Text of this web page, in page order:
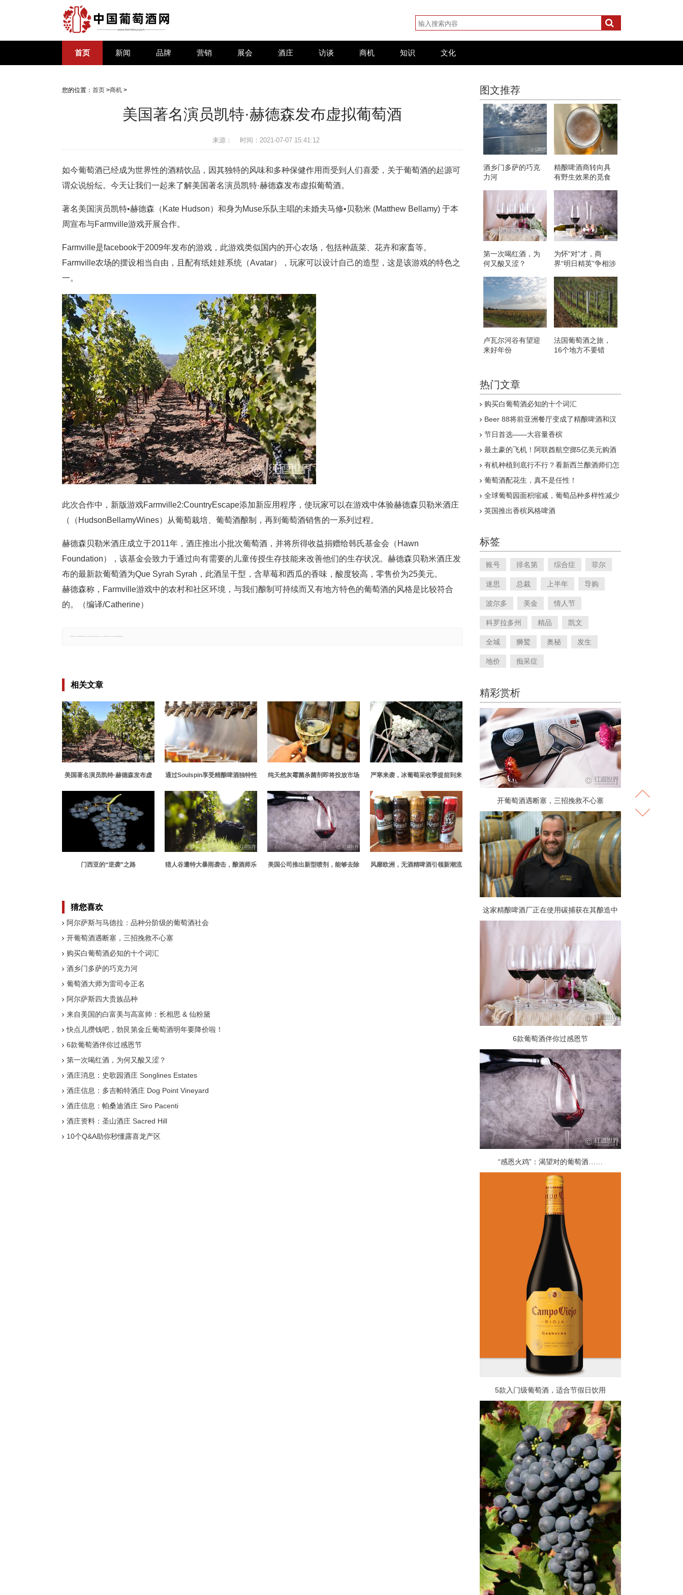
首页 新闻 品牌 营销 展会 酒庄 访谈 商机 知识 文化
您的位置： 首页 >商机 >
美国著名演员凯特·赫德森发布虚拟葡萄酒
来源： 时间：2021-07-07 15:41:12
如今葡萄酒已经成为世界性的酒精饮品，因其独特的风味和多种保健作用而受到人们喜爱，关于葡萄酒的起源可
谓众说纷纭。今天让我们一起来了解美国著名演员凯特·赫德森发布虚拟葡萄酒。
著名美国演员凯特•赫德森（Kate Hudson）和身为Muse乐队主唱的未婚夫马修•贝勒米 (Matthew Bellamy) 于本
周宣布与Farmville游戏开展合作。
Farmville是facebook于2009年发布的游戏，此游戏类似国内的开心农场，包括种蔬菜、花卉和家畜等。
Farmville农场的摆设相当自由，且配有纸娃娃系统（Avatar），玩家可以设计自己的造型，这是该游戏的特色之
一。
此次合作中，新版游戏Farmville2:CountryEscape添加新应用程序，使玩家可以在游戏中体验赫德森贝勒米酒庄
（（HudsonBellamyWines）从葡萄栽培、葡萄酒酿制，再到葡萄酒销售的一系列过程。
赫德森贝勒米酒庄成立于2011年，酒庄推出小批次葡萄酒，并将所得收益捐赠给韩氏基金会（Hawn
Foundation），该基金会致力于通过向有需要的儿童传授生存技能来改善他们的生存状况。赫德森贝勒米酒庄发
布的最新款葡萄酒为Que Syrah Syrah，此酒呈干型，含草莓和西瓜的香味，酸度较高，零售价为25美元。
赫德森称，Farmville游戏中的农村和社区环境，与我们酿制可持续而又有地方特色的葡萄酒的风格是比较符合
的。（编译/Catherine）
相关文章
美国著名演员凯特·赫德森发布虚
通过Soulspin享受精酿啤酒独特性
纯天然灰霉菌杀菌剂即将投放市场 严寒来袭，冰葡萄采收季提前到来
门西亚的“逆袭”之路
猎人谷遭特大暴雨袭击，酿酒师乐
美国公司推出新型喷剂，能够去除
风靡欧洲，无酒精啤酒引领新潮流
猜您喜欢
阿尔萨斯与马德拉：品种分阶级的葡萄酒社会
开葡萄酒遇断塞，三招挽救不心塞
购买白葡萄酒必知的十个词汇
酒乡门多萨的巧克力河
葡萄酒大师为雷司令正名
阿尔萨斯四大贵族品种
来自美国的白富美与高富帅：长相思 & 仙粉黛
快点儿攒钱吧，勃艮第金丘葡萄酒明年要降价啦！
6款葡萄酒伴你过感恩节
第一次喝红酒，为何又酸又涩？
酒庄消息：史歌园酒庄 Songlines Estates
酒庄信息：多吉帕特酒庄 Dog Point Vineyard
酒庄信息：帕桑迪酒庄 Siro Pacenti
酒庄资料：圣山酒庄 Sacred Hill
10个Q&A助你秒懂露喜龙产区
图文推荐
酒乡门多萨的巧克
力河
精酿啤酒商转向具
有野生效果的觅食
第一次喝红酒，为
何又酸又涩？
为怀“对”才，商
界“明日精英”争相涉
卢瓦尔河谷有望迎
来好年份
法国葡萄酒之旅，
16个地方不要错
热门文章
购买白葡萄酒必知的十个词汇
Beer 88将前亚洲餐厅变成了精酿啤酒和汉
节日首选——大容量香槟
最土豪的飞机！阿联酋航空掷5亿美元购酒
有机种植到底行不行？看新西兰酿酒师们怎
葡萄酒配花生，真不是任性！
全球葡萄园面积缩减，葡萄品种多样性减少
英国推出香槟风格啤酒
标签
账号 排名第 综合症 菲尔
迷思 总裁 上半年 导购
波尔多 美金 情人节
科罗拉多州 精品 凯文
全城 狮鹫 奥秘 发生
地价 痴呆症
精彩赏析
开葡萄酒遇断塞，三招挽救不心塞
这家精酿啤酒厂正在使用碳捕获在其酿造中
重复使用二氧化碳
6款葡萄酒伴你过感恩节
“感恩火鸡”：渴望对的葡萄酒……
5款入门级葡萄酒，适合节假日饮用